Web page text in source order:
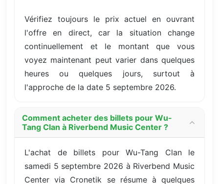
Vérifiez toujours le prix actuel en ouvrant
l'offre en direct, car la situation change
continuellement et le montant que vous
voyez maintenant peut varier dans quelques
heures ou quelques jours, surtout à
l'approche de la date 5 septembre 2026.
Comment acheter des billets pour Wu-
Tang Clan à Riverbend Music Center ?
L'achat de billets pour Wu-Tang Clan le
samedi 5 septembre 2026 à Riverbend Music
Center via Cronetik se résume à quelques